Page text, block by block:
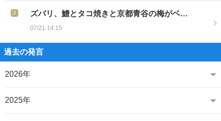
ズバリ、鱧とタコ焼きと京都青谷の梅がベ…
07/21 14:15
過去の発言
2026年
2025年